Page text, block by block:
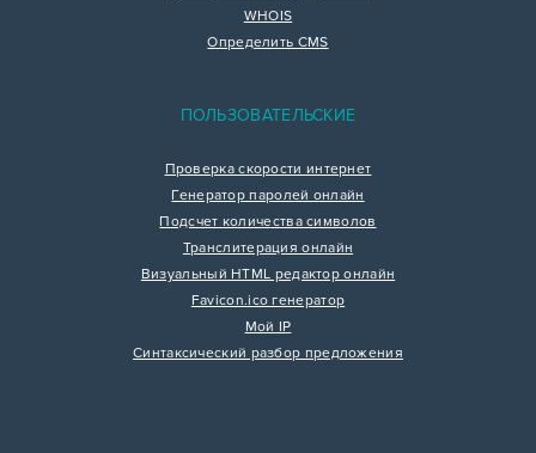
WHOIS
Определить CMS
ПОЛЬЗОВАТЕЛЬСКИЕ
Проверка скорости интернет
Генератор паролей онлайн
Подсчет количества символов
Транслитерация онлайн
Визуальный HTML редактор онлайн
Favicon.ico генератор
Мой IP
Синтаксический разбор предложения